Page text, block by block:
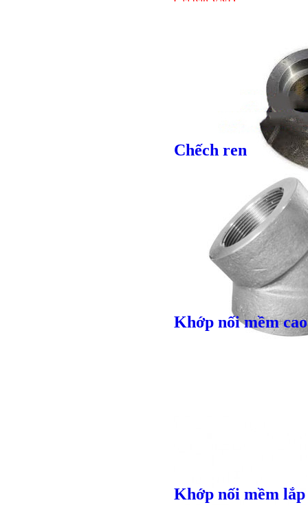
Bulong lục giác
VND
Chếch ren
Khớp nối mềm
Khớp nối mềm